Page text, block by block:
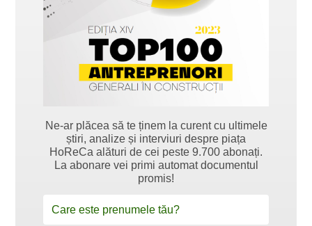
Ne-ar plăcea să te ținem la curent cu ultimele
știri, analize și interviuri despre piața
HoReCa alături de cei peste 9.700 abonați.
La abonare vei primi automat documentul
promis!